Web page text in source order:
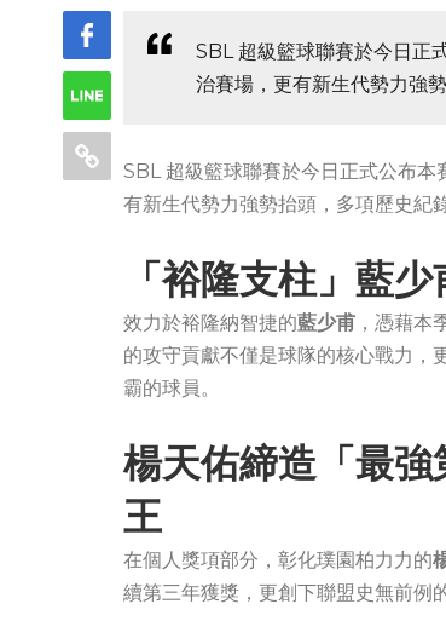
SBL 超級籃球聯賽於今日正
治賽場，更有新生代勢力強
SBL 超級籃球聯賽於今日正式公布
有新生代勢力強勢抬頭，多項歷史紀
「裕隆支柱」藍
效力於裕隆納智捷的藍少甫 ，憑藉本
的攻守貢獻不僅是球隊的核心戰力，
霸的球員。
楊天佑締造「最
王
在個人獎項部分，彰化璞園柏力力的
續第三年獲獎，更創下聯盟史無前例